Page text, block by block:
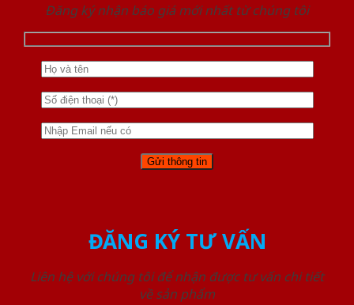
Đăng ký nhận báo giá mới nhất từ chúng tôi
ĐĂNG KÝ TƯ VẤN
Liên hệ với chúng tôi để nhận được tư vấn chi tiết
về sản phẩm